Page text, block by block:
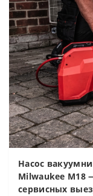
Насос
Milwaukee M18
сервисных